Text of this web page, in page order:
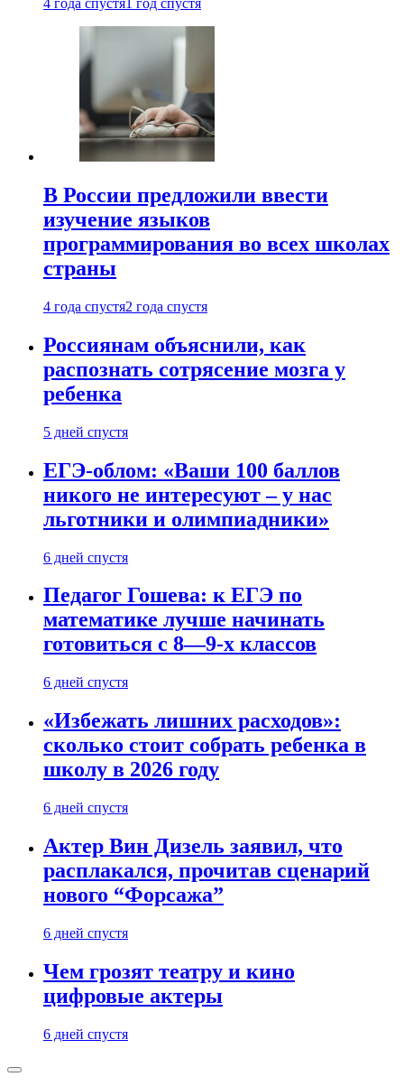
4 года спустя 1 год спустя
В России предложили ввести
изучение языков
программирования во всех школах
страны
4 года спустя2 года спустя
Россиянам объяснили, как
распознать сотрясение мозга у
ребенка
5 дней спустя
ЕГЭ-облом: «Ваши 100 баллов
никого не интересуют – у нас
льготники и олимпиадники»
6 дней спустя
Педагог Гошева: к ЕГЭ по
математике лучше начинать
готовиться с 8—9-х классов
6 дней спустя
«Избежать лишних расходов»:
сколько стоит собрать ребенка в
школу в 2026 году
6 дней спустя
Актер Вин Дизель заявил, что
расплакался, прочитав сценарий
нового “Форсажа”
6 дней спустя
Чем грозят театру и кино
цифровые актеры
6 дней спустя